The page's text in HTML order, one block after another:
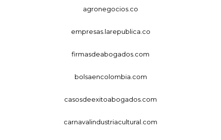
agronegocios.co
empresas.larepublica.co
firmasdeabogados.com
bolsaencolombia.com
casosdeexitoabogados.com
carnavalindustriacultural.com